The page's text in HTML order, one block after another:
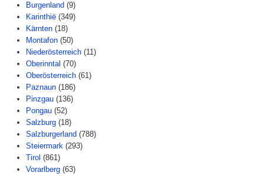
Burgenland (9)
Karinthië (349)
Kärnten (18)
Montafon (50)
Niederösterreich (11)
Oberinntal (70)
Oberösterreich (61)
Paznaun (186)
Pinzgau (136)
Pongau (52)
Salzburg (18)
Salzburgerland (788)
Steiermark (293)
Tirol (861)
Vorarlberg (63)